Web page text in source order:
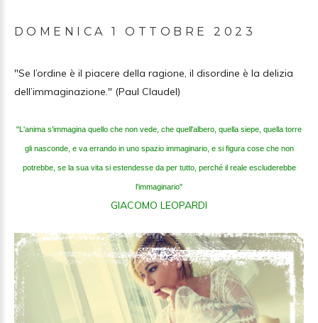
DOMENICA 1 OTTOBRE 2023
"Se l’ordine è il piacere della ragione, il disordine è la delizia
dell’immaginazione." (Paul Claudel)
"L'anima s'immagina quello che non vede, che quell'albero, quella siepe, quella torre
gli nasconde, e va errando in uno spazio immaginario, e si figura cose chenon
potrebbe, se la sua vita si estendesse da per tutto, perché il reale escluderebbe
l'immaginario"
GIACOMO LEOPARDI